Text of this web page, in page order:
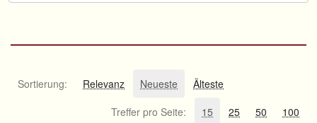
Sortierung: Relevanz Neueste
Älteste
Treffer pro Seite:
15 25 50 100